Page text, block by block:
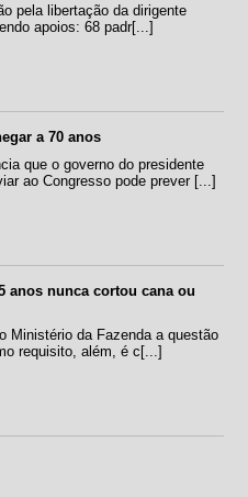
pela libertação da dirigente
apoios: 68 padr[...]
a 70 anos
que o governo do presidente
ao Congresso pode prever [...]
anos nunca cortou cana ou
Ministério da Fazenda a questão
requisito, além, é c[...]